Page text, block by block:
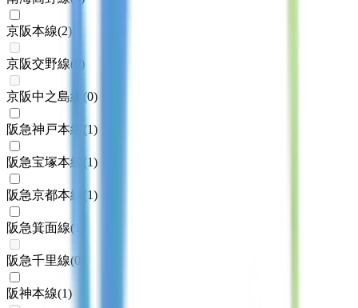
京阪本線(2)
京阪交野線( )
京阪中之島線 (0)
阪急神戸本線 (1)
阪急宝塚本線 (1)
阪急京都本線 (1)
阪急箕面線(
阪急千里線(0
阪神本線(1)